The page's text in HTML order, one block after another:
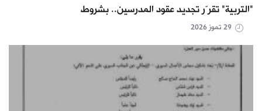
"التربية" تقرّر تجديد عقود المدرسين.. بشروط